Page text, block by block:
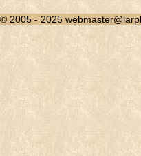
© 2005 - 2025